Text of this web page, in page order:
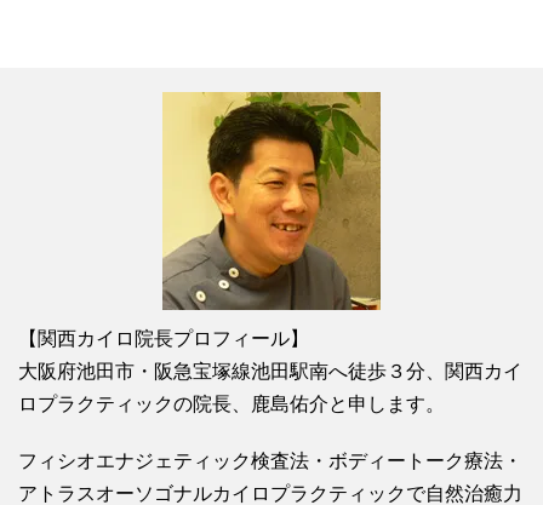
【関西カイロ院長プロフィール】
大阪府池田市・阪急宝塚線池田駅南へ徒歩３分、関西カイ
ロプラクティックの院長、鹿島佑介と申します。
フィシオエナジェティック検査法・ボディートーク療法・
アトラスオーソゴナルカイロプラクティックで自然治癒力